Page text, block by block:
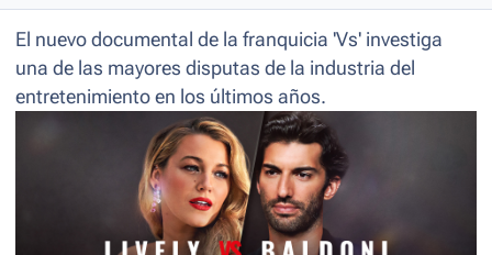
El nuevo documental de la franquicia 'Vs' investiga
una de las mayores disputas de la industria del
entretenimiento en los últimos años.